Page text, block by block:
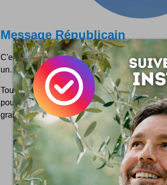
Message Républicain
C'est une histoire ancienne qui n'a pas
un. C'est quand il y en a beaucoup qu'il y a
Tous peuvent dire non, personne peut
pouvoir peut empêcher de faire une
grand pouvoir ne peut pas permettre de faire